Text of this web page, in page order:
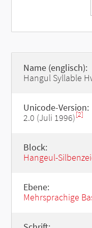
Name (englisch):
Hangul Syllable
Unicode-Version:
2.0 (Juli 1996)[2]
Block:
Hangeul-
Ebene:
Mehrsprachige